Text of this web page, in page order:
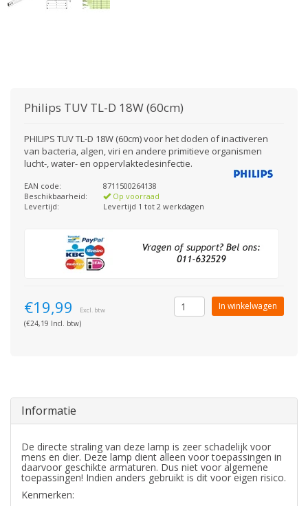
Philips TUV TL-D 18W (60cm)
PHILIPS TUV TL-D 18W (60cm) voor het doden of inactiveren
van bacteria, algen, viri en andere primitieve organismen
lucht-, water- en oppervlaktedesinfectie.
EAN code:
8711500264138
Beschikbaarheid:
Op voorraad
Levertijd:
Levertijd 1 tot 2 werkdagen
€19,99 Excl. btw
(€24,19 Incl. btw)
In winkelwagen
Informatie
De directe straling van deze lamp is zeer schadelijk voor
mens en dier. Deze lamp dient alleen voor toepassingen in
daarvoor geschikte armaturen. Dus niet voor algemene
toepassingen! Indien anders gebruikt is dit voor eigen risico.
Kenmerken: